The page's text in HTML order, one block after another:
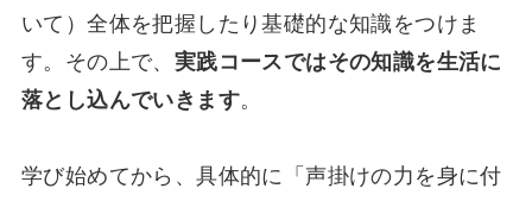
いて）全体を把握したり基礎的な知識をつけま
す。その上で、 実践コースではその知識を生活に
落とし込んでいきます。
学び始めてから、具体的に「声掛けの力を身に付